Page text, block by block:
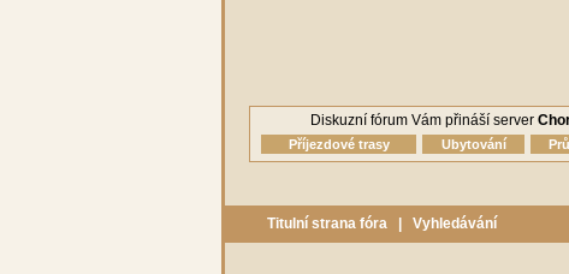
Diskuzní fórum Vám přináší server
Příjezdové trasy Ubytování
Titulní strana fóra
Vyhledávání